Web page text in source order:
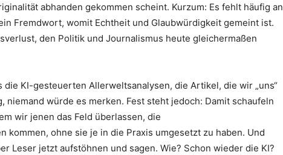
abhanden gekommen scheint. Kurzum: Es fehlt häufig an
Fremdwort, womit Echtheit und Glaubwürdigkeit gemeint ist.
den Politik und Journalismus heute gleichermaßen
die KI-gesteuerten Allerweltsanalysen, die Artikel, die wir „uns“
niemand würde es merken. Fest steht jedoch: Damit schaufeln
wir jenen das Feld überlassen, die
kommen, ohne sie je in die Praxis umgesetzt zu haben. Und
Leser jetzt aufstöhnen und sagen. Wie? Schon wieder die KI?